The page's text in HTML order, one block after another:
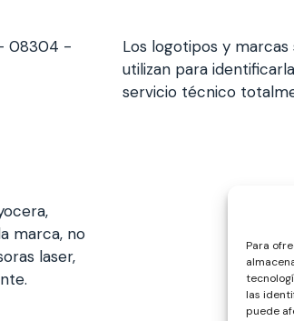
Para
las
puede
- 08304 -
marca, no
laser,
Los logotipos y
utilizan para
servicio técnico